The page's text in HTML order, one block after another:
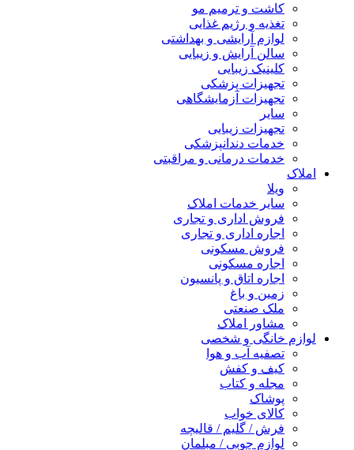
کاشت و ترمیم مو
تغذیه و رژیم غذایی
لوازم آرایشی و بهداشتی
سالن آرایش و زیبایی
کلینیک زیبایی
تجهیزات پزشکی
تجهیزات آزمایشگاهی
سایر
تجهیزات زیبایی
خدمات دندانپزشکی
خدمات درمانی و مراقبتی
املاک
ویلا
سایر خدمات املاک
فروش اداری و تجاری
اجاره اداری و تجاری
فروش مسکونی
اجاره مسکونی
اجاره اتاق و پانسیون
زمین و باغ
ملک صنعتی
مشاور املاک
لوازم خانگی و شخصی
تصفیه آب و هوا
کیف و کفش
مجله و کتاب
پوشاک
کالای خواب
فرش / گلیم / قالیچه
لوازم چوبی / مبلمان